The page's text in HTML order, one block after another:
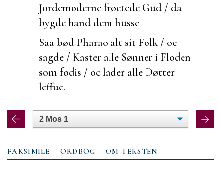
Jordemoderne frøctede Gud / da
bygde hand dem husse
Saa bød Pharao alt sit Folk / oc
sagde / Kaster alle Sønner i Floden
som fødis / oc lader alle Døtter
leffue.
FAKSIMILE ORDBOG OM TEKSTEN